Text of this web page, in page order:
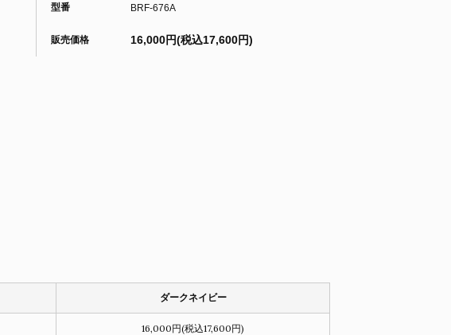
型番 BRF-676A
販売価格 16,000円(税込17,600円)
ダークネイビー
16,000円(税込17,600円)